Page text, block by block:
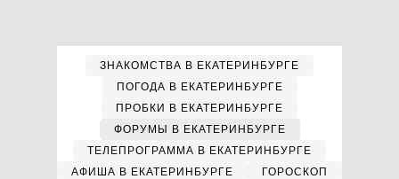
ЗНАКОМСТВА В ЕКАТЕРИНБУРГЕ
ПОГОДА В ЕКАТЕРИНБУРГЕ
ПРОБКИ В ЕКАТЕРИНБУРГЕ
ФОРУМЫ В ЕКАТЕРИНБУРГЕ
ТЕЛЕПРОГРАММА В ЕКАТЕРИНБУРГЕ
АФИША В ЕКАТЕРИНБУРГЕ
ГОРОСКОП